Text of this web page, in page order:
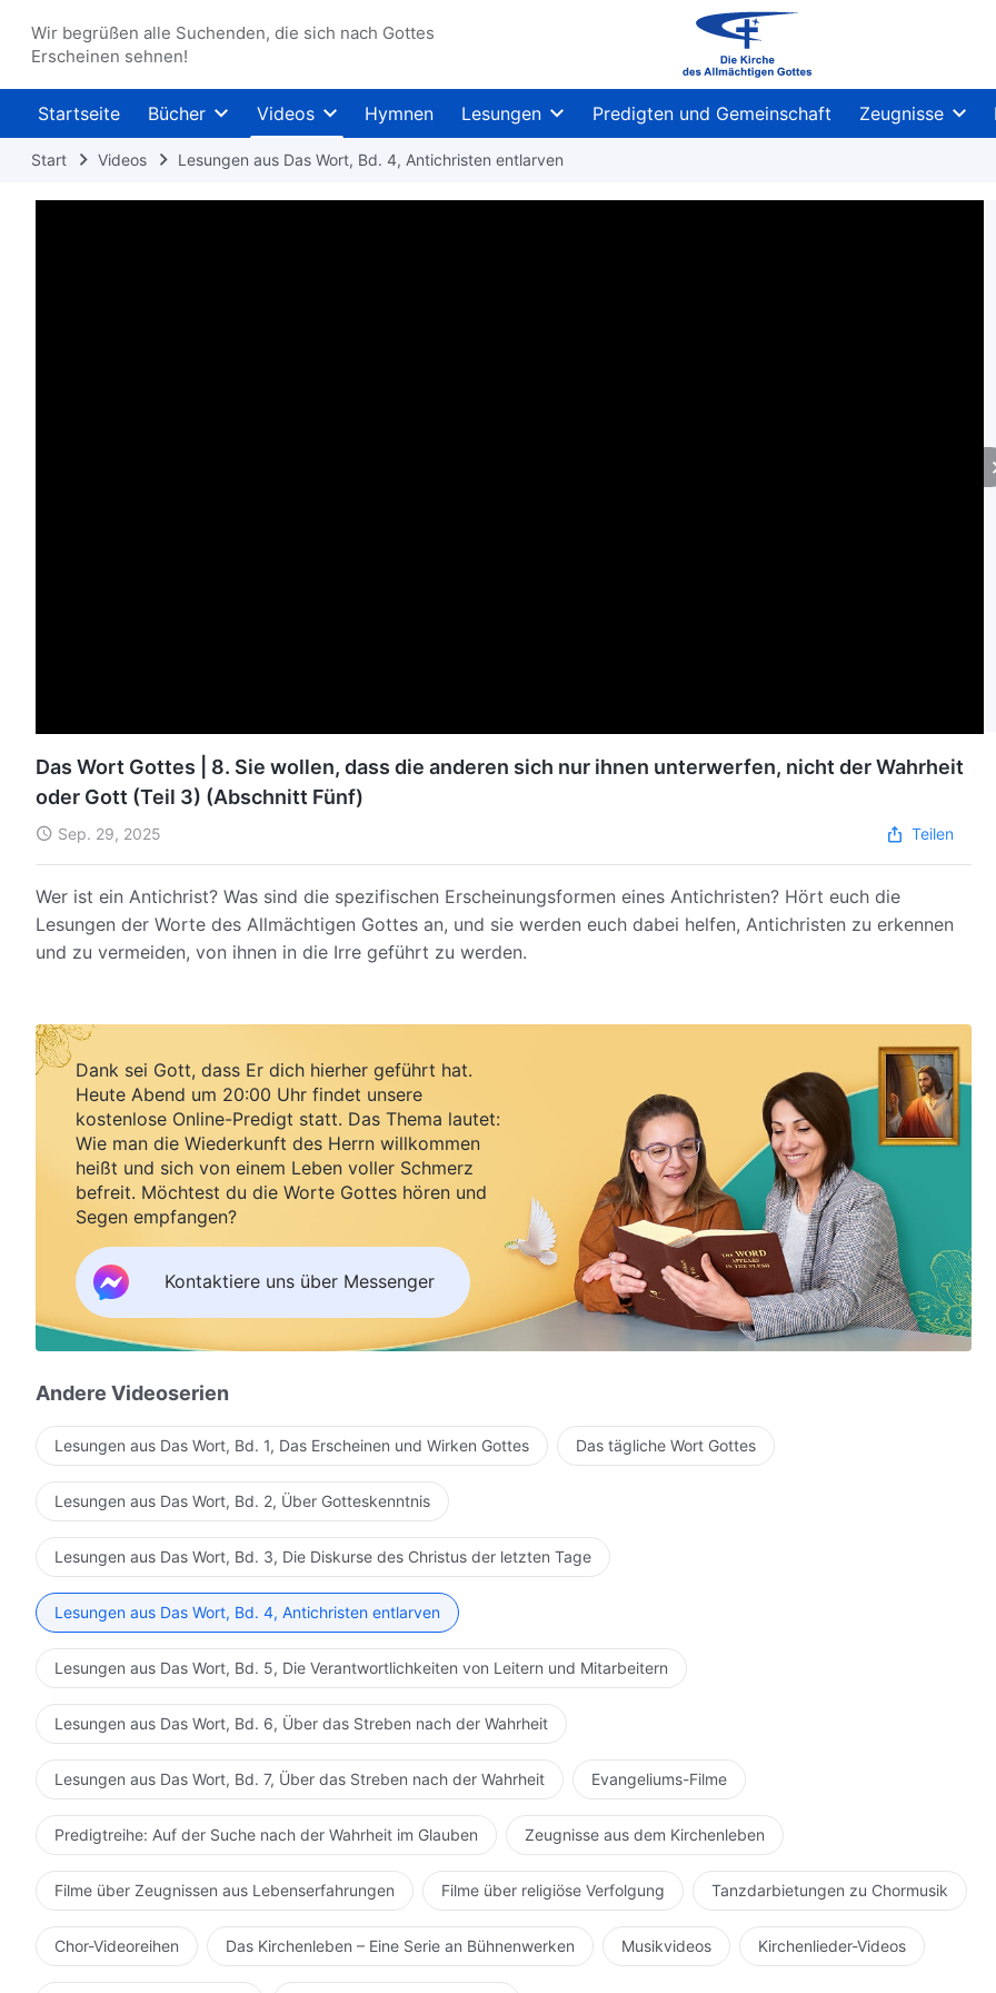
Wir begrüßen alle Suchenden, die sich nach Gottes
Erscheinen sehnen!
Startseite Bücher Videos Hymnen Lesungen Predigten und Gemeinschaft Zeugnisse
Start Videos Lesungen aus Das Wort, Bd. 4, Antichristen entlarven
Das Wort Gottes | 8. Sie wollen, dass die anderen sich nur ihnen unterwerfen, nicht der Wahrheit
oder Gott (Teil 3) (Abschnitt Fünf)
Sep. 29, 2025 Teilen
Wer ist ein Antichrist? Was sind die spezifischen Erscheinungsformen eines Antichristen? Hört euch die
Lesungen der Worte des Allmächtigen Gottes an, und sie werden euch dabei helfen, Antichristen zu erkennen
und zu vermeiden, von ihnen in die Irre geführt zu werden.
Dank sei Gott, dass Er dich hierher geführt hat.
Heute Abend um 20:00 Uhr findet unsere
kostenlose Online-Predigt statt. Das Thema lautet:
Wie man die Wiederkunft des Herrn willkommen
heißt und sich von einem Leben voller Schmerz
befreit. Möchtest du die Worte Gottes hören und
Segen empfangen?
Kontaktiere uns über Messenger
Andere Videoserien
Lesungen aus Das Wort, Bd. 1, Das Erscheinen und Wirken Gottes Das tägliche Wort Gottes
Lesungen aus Das Wort, Bd. 2, Über Gotteskenntnis
Lesungen aus Das Wort, Bd. 3, Die Diskurse des Christus der letzten Tage
Lesungen aus Das Wort, Bd. 4, Antichristen entlarven
Lesungen aus Das Wort, Bd. 5, Die Verantwortlichkeiten von Leitern und Mitarbeitern
Lesungen aus Das Wort, Bd. 6, Über das Streben nach der Wahrheit
Lesungen aus Das Wort, Bd. 7, Über das Streben nach der Wahrheit Evangeliums-Filme
Predigtreihe: Auf der Suche nach der Wahrheit im Glauben Zeugnisse aus dem Kirchenleben
Filme über Zeugnissen aus Lebenserfahrungen Filme über religiöse Verfolgung Tanzdarbietungen zu Chormusik
Chor-Videoreihen Das Kirchenleben – Eine Serie an Bühnenwerken Musikvideos Kirchenlieder-Videos